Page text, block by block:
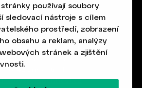
používají soubory
sledovací nástroje s cílem
prostředí, zobrazení
obsahu a reklam, analýzy
stránek a zjištění
vydávání
časopisu HOST
Beethovenova 25/4
657 42 Brno-střed